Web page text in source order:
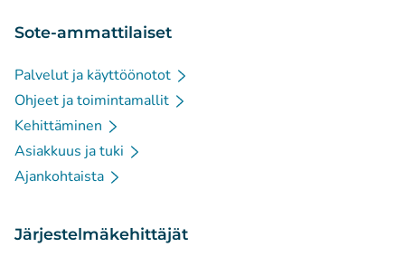
Sote-ammattilaiset
Palvelut ja käyttöönotot
Ohjeet ja toimintamallit
Kehittäminen
Asiakkuus ja tuki
Ajankohtaista
Järjestelmäkehittäjät